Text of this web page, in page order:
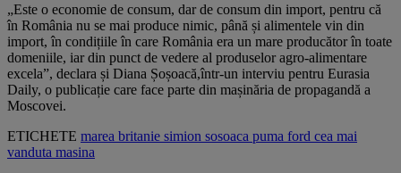
„Este o economie de consum, dar de consum din import, pentru că
în România nu se mai produce nimic, până și alimentele vin din
import, în condițiile în care România era un mare producător în toate
domeniile, iar din punct de vedere al produselor agro-alimentare
excela”, declara și Diana Șoșoacă,într-un interviu pentru Eurasia
Daily, o publicație care face parte din mașinăria de propagandă a
Moscovei.
ETICHETE marea britanie simion sosoaca puma ford cea mai
vanduta masina